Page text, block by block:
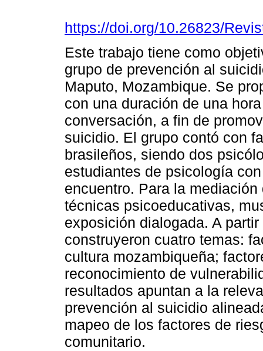
https://doi.org/10.26823/
Este trabajo tiene como
grupo de prevención al
Maputo, Mozambique. Se
con una duración de una
conversación, a fin de
suicidio. El grupo contó con
brasileños, siendo dos
estudiantes de psicología
encuentro. Para la
técnicas psicoeducativas,
exposición dialogada. A
construyeron cuatro temas:
cultura mozambiqueña;
reconocimiento de
resultados apuntan a la
prevención al suicidio
mapeo de los factores de
comunitario.